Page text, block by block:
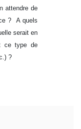
attendre de
? A quels
serait en
ce type de
?